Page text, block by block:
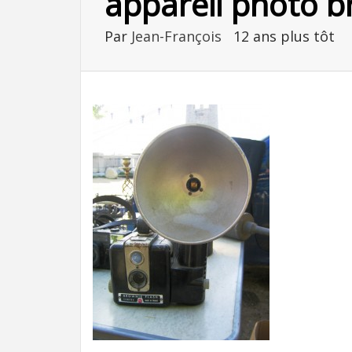
Par Jean-François 12 ans plus tôt